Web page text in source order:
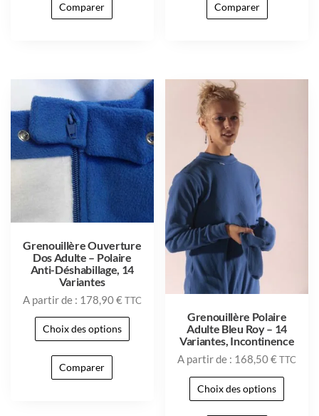
Comparer Comparer
Grenouillère Ouverture
Dos Adulte – Polaire
Anti-Déshabillage, 14
Variantes
A partir de : 178,90€TTC
Choix des options
Comparer
Grenouillère Polaire
Adulte Bleu Roy – 14
Variantes, Incontinence
A partir de : 168,50€TTC
Choix des options